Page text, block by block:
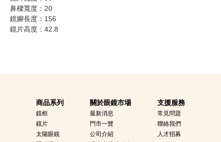
鼻樑寬度：20
鏡腳長度：156
鏡片高度：42.8
商品系列
鏡框
鏡片
太陽眼鏡
關於眼鏡市場
最新消息
門市一覽
公司介紹
支援服務
常見問題
聯絡我們
人才招募